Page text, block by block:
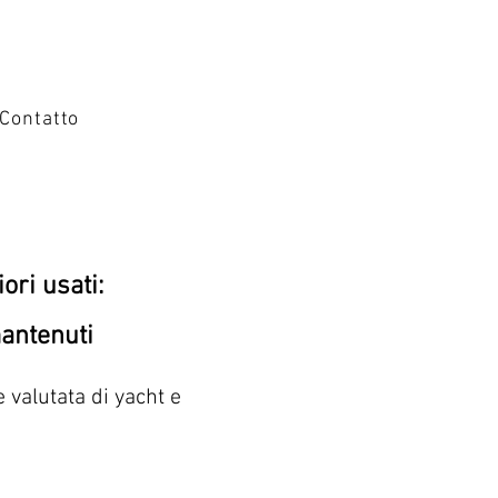
Contatto
usati:
valutata di yacht e